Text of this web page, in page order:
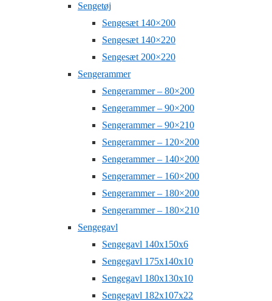
Sengetøj
Sengesæt 140×200
Sengesæt 140×220
Sengesæt 200×220
Sengerammer
Sengerammer – 80×200
Sengerammer – 90×200
Sengerammer – 90×210
Sengerammer – 120×200
Sengerammer – 140×200
Sengerammer – 160×200
Sengerammer – 180×200
Sengerammer – 180×210
Sengegavl
Sengegavl 140x150x6
Sengegavl 175x140x10
Sengegavl 180x130x10
Sengegavl 182x107x22